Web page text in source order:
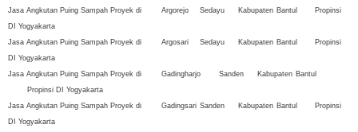
Jasa Angkutan Puing Sampah Proyek di
Argorejo Sedayu Kabupaten Bantul
Propinsi
DI Yogyakarta
Jasa Angkutan Puing Sampah Proyek di
Argosari Sedayu Kabupaten Bantul
Propinsi
DI Yogyakarta
Jasa Angkutan Puing Sampah Proyek di
Gadingharjo Sanden Kabupaten Bantul
Propinsi DI Yogyakarta
Jasa Angkutan Puing Sampah Proyek di
Gadingsari Sanden Kabupaten Bantul
Propinsi
DI Yogyakarta